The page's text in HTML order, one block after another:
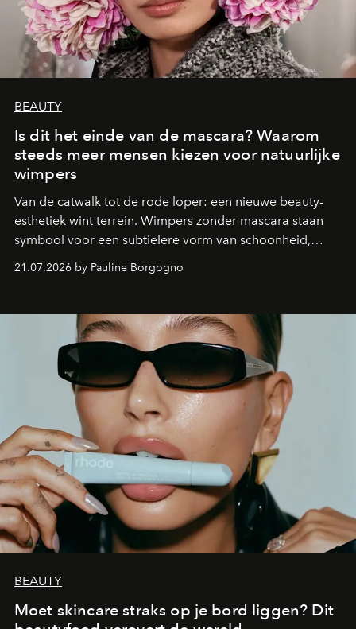
BEAUTY
Is dit het einde van de mascara? Waarom
steeds meer mensen kiezen voor natuurlijke
wimpers
Van de catwalk tot de rode loper: een nieuwe beauty-
esthetiek wint terrein. Wimpers zonder mascara staan
symbool voor een subtielere vorm van schoonheid,
waarin zelfvertrouwen belangrijker is dan een overvloed
aan make-up.
21.07.2026 by Pauline Borgogno
BEAUTY
Moet skincare straks op je bord liggen? Dit